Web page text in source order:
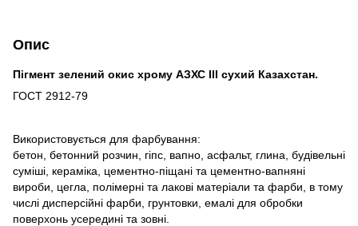
Опис
Пігмент зелений окис хрому АЗХС III сухий Казахстан.
ГОСТ 2912-79
Використовується для фарбування:
бетон, бетонний розчин, гіпс, вапно, асфальт, глина, будівельні
суміші, кераміка, цементно-піщані та цементно-вапняні
вироби, цегла, полімерні та лакові матеріали та фарби, в тому
числі дисперсійні фарби, грунтовки, емалі для обробки
поверхонь усередині та зовні.